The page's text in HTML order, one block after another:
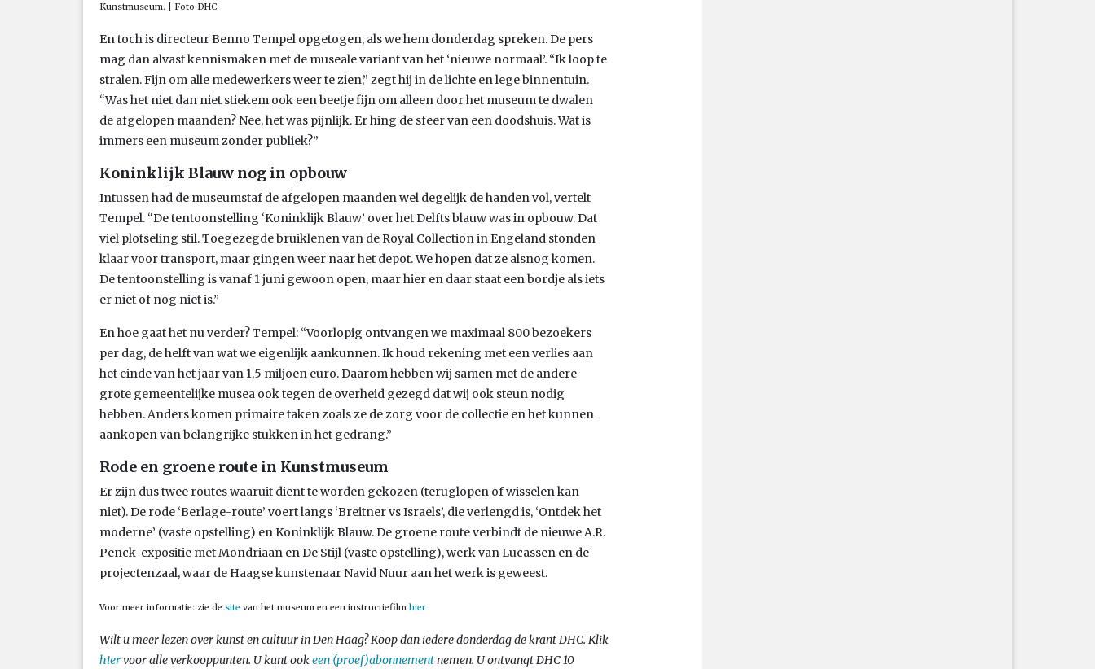
Kunstmuseum. | Foto DHC
En toch is directeur Benno Tempel opgetogen, als we hem donderdag spreken. De pers
mag dan alvast kennismaken met de museale variant van het ‘nieuwe normaal’. “Ik loop te
stralen. Fijn om alle medewerkers weer te zien,” zegt hij in de lichte en lege binnentuin.
“Was het niet dan niet stiekem ook een beetje fijn om alleen door het museum te dwalen
de afgelopen maanden? Nee, het was pijnlijk. Er hing de sfeer van een doodshuis. Wat is
immers een museum zonder publiek?”
Koninklijk Blauw nog in opbouw
Intussen had de museumstaf de afgelopen maanden wel degelijk de handen vol, vertelt
Tempel. “De tentoonstelling ‘Koninklijk Blauw’ over het Delfts blauw was in opbouw. Dat
viel plotseling stil. Toegezegde bruiklenen van de Royal Collection in Engeland stonden
klaar voor transport, maar gingen weer naar het depot. We hopen dat ze alsnog komen.
De tentoonstelling is vanaf 1 juni gewoon open, maar hier en daar staat een bordje als iets
er niet of nog niet is.”
En hoe gaat het nu verder? Tempel: “Voorlopig ontvangen we maximaal 800 bezoekers
per dag, de helft van wat we eigenlijk aankunnen. Ik houd rekening met een verlies aan
het einde van het jaar van 1,5 miljoen euro. Daarom hebben wij samen met de andere
grote gemeentelijke musea ook tegen de overheid gezegd dat wij ook steun nodig
hebben. Anders komen primaire taken zoals ze de zorg voor de collectie en het kunnen
aankopen van belangrijke stukken in het gedrang.”
Rode en groene route in Kunstmuseum
Er zijn dus twee routes waaruit dient te worden gekozen (teruglopen of wisselen kan
niet). De rode ‘Berlage-route’ voert langs ‘Breitner vs Israels’, die verlengd is, ‘Ontdek het
moderne’ (vaste opstelling) en Koninklijk Blauw. De groene route verbindt de nieuwe A.R.
Penck-expositie met Mondriaan en De Stijl (vaste opstelling), werk van Lucassen en de
projectenzaal, waar de Haagse kunstenaar Navid Nuur aan het werk is geweest.
Voor meer informatie: zie de site van het museum en een instructiefilm hier
Wilt u meer lezen over kunst en cultuur in Den Haag? Koop dan iedere donderdag de krant DHC. Klik
hiervoor alle verkooppunten. U kunt ook een (proef)abonnement nemen. U ontvangt DHC 10